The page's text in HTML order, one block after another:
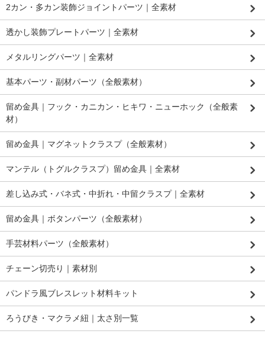
2カン・多カン装飾ジョイントパーツ｜全素材
透かし装飾プレートパーツ｜全素材
メタルリングパーツ｜全素材
基本パーツ・副材パーツ（全般素材）
留め金具｜フック・カニカン・ヒキワ・ニューホック（全般素
材）
留め金具｜マグネットクラスプ（全般素材）
マンテル（トグルクラスプ）留め金具｜全素材
差し込み式・バネ式・中折れ・中留クラスプ｜全素材
留め金具｜ボタンパーツ（全般素材）
手芸材料パーツ（全般素材）
チェーン切売り｜素材別
パンドラ風ブレスレット材料キット
ろうびき・マクラメ紐｜太さ別一覧